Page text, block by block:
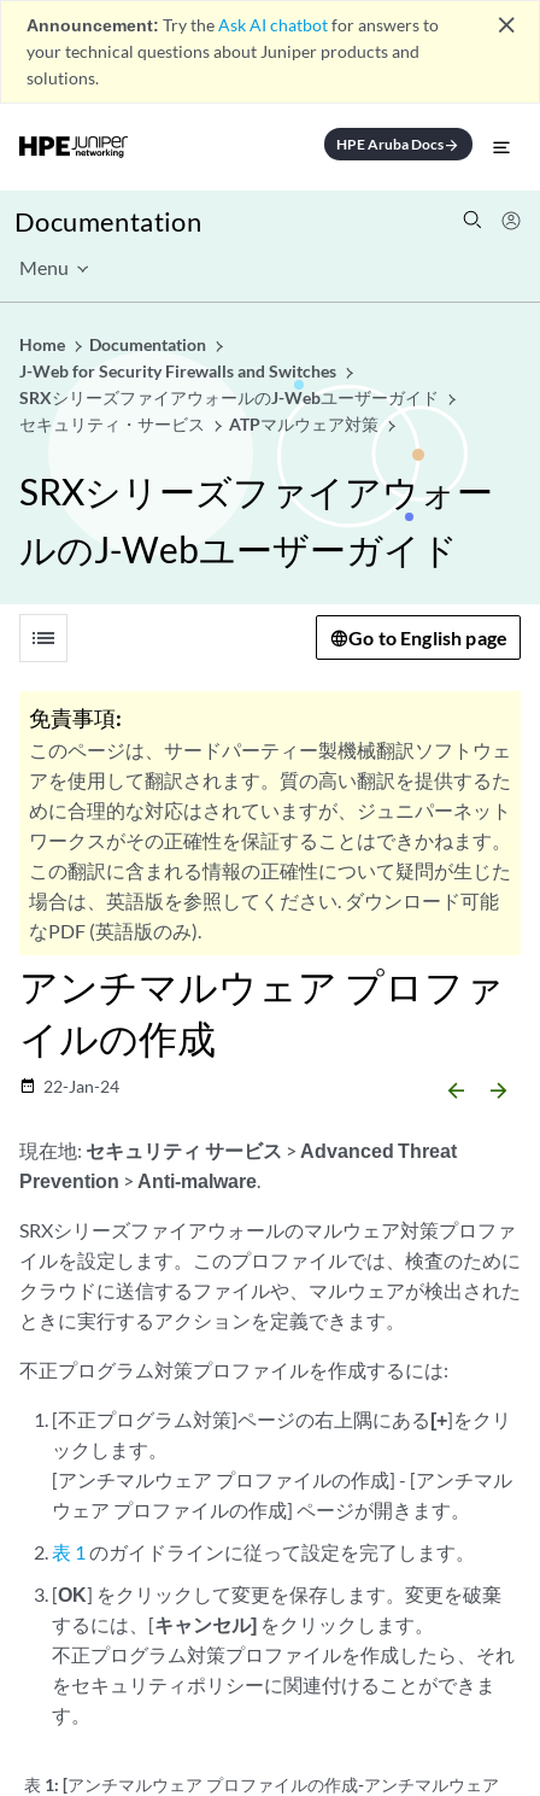
Announcement: Try theAsk AI chatbotfor answers to
your technical questions about Juniper products and
solutions.
close
HPE Aruba Docsarrow_forward
Documentation
Menu
Home
Documentation
J-Web for Security Firewalls and Switches
SRXシリーズファイアウォールのJ-Webユーザーガイド
セキュリティ・サービス
ATPマルウェア対策
SRXシリーズファイアウォー
ルのJ-Webユーザーガイド
list Go to English page
免責事項:
このページは、サードパーティー製機械翻訳ソフトウェ
アを使用して翻訳されます。質の高い翻訳を提供するた
めに合理的な対応はされていますが、ジュニパーネット
ワークスがその正確性を保証することはできかねます。
この翻訳に含まれる情報の正確性について疑問が生じた
場合は、英語版を参照してください. ダウンロード可能
なPDF (英語版のみ).
アンチマルウェア プロファ
イルの作成
date_range 22-Jan-24 arrow_backward arrow_forward
現在地: セキュリティ サービス > Advanced Threat
Prevention > Anti-malware.
SRXシリーズファイアウォールのマルウェア対策プロファ
イルを設定します。このプロファイルでは、検査のために
クラウドに送信するファイルや、マルウェアが検出された
ときに実行するアクションを定義できます。
不正プログラム対策プロファイルを作成するには:
[不正プログラム対策]ページの右上隅にある[+]をクリ
ックします。
[アンチマルウェア プロファイルの作成] - [アンチマル
ウェア プロファイルの作成] ページが開きます。
表 1 のガイドラインに従って設定を完了します。
[OK] をクリックして変更を保存します。変更を破棄
するには、[キャンセル] をクリックします。
不正プログラム対策プロファイルを作成したら、それ
をセキュリティポリシーに関連付けることができま
す。
表 1: [アンチマルウェア プロファイルの作成-アンチマルウェア